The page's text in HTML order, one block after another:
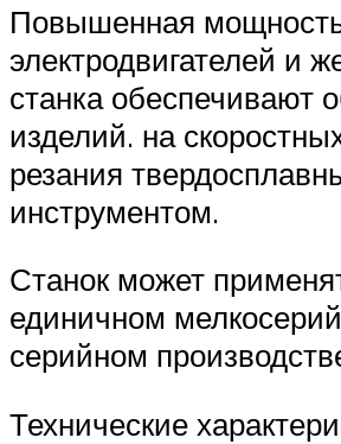
Повышенная
электродвигателей и
станка обеспечивают
изделий. на
резания
инструментом.
Станок может
единичном
серийном
Технические